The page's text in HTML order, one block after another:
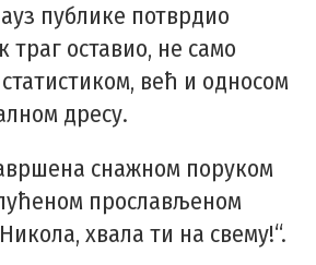
публике потврдио
траг оставио, не само
већ и односом
дресу.
снажном поруком
прослављеном
хвала ти на свему!“.